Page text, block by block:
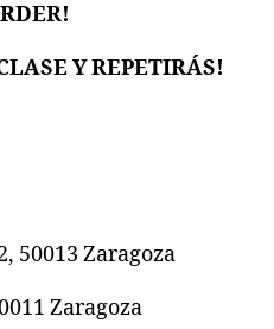
Y REPETIRÁS!
50013 Zaragoza
Zaragoza